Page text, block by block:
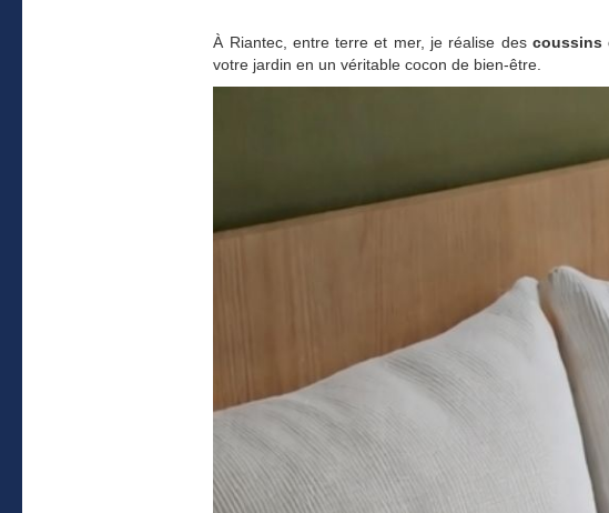
À Riantec, entre terre et mer, je réalise des coussins
votre jardin en un véritable cocon de bien-être.